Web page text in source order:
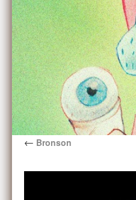
← Bronson